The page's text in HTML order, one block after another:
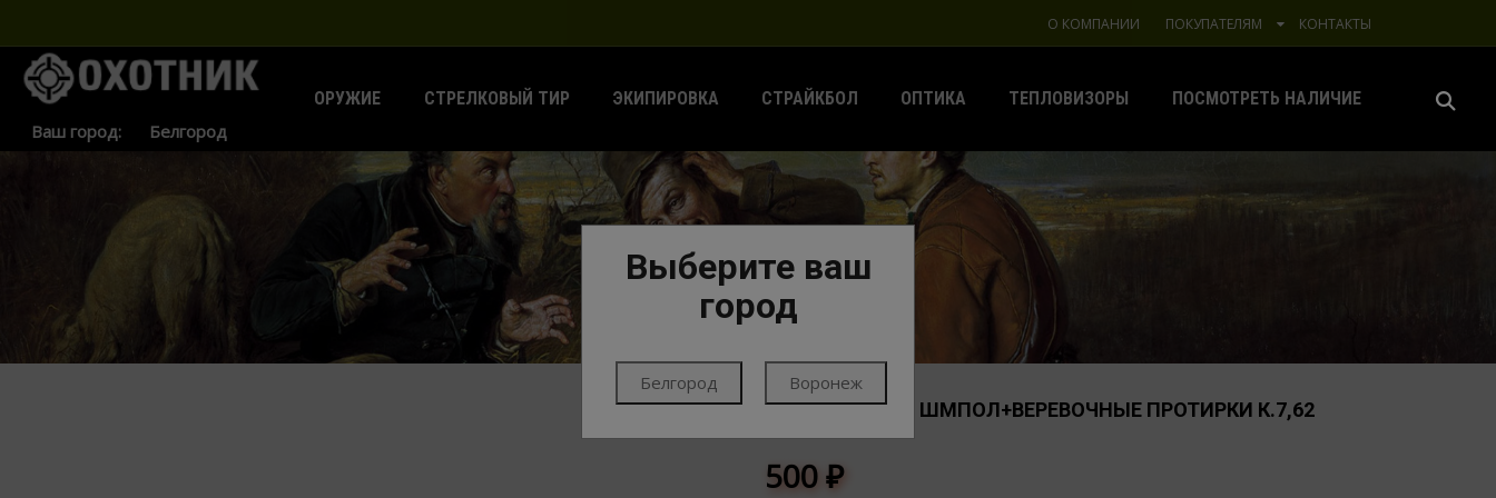
О КОМПАНИИ ПОКУПАТЕЛЯМ КОНТАКТЫ
Ваш город:
ОРУЖИЕ СТРЕЛКОВЫЙ ТИР ЭКИПИРОВКА СТРАЙКБОЛ ОПТИКА ТЕПЛОВИЗОРЫ ПОСМОТРЕТЬ НАЛИЧИЕ
Выберите ваш
город
Белгород Воронеж
ГЛАВНАЯ ЧИСТКА ОРУЖИЯ
НАБОР ГИБКИЙ ШМПОЛ+ВЕРЕВОЧНЫЕ ПРОТИРКИ К.7,62
500₽